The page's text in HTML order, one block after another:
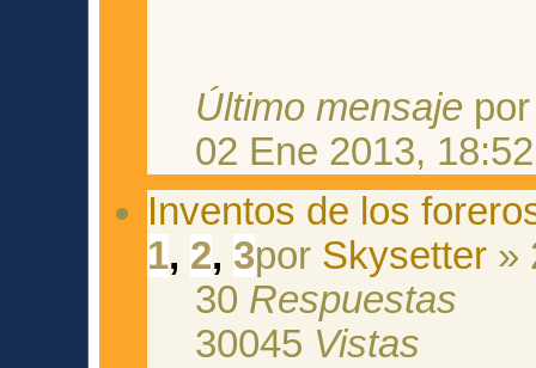
Último mensaje
02 Ene 2013, 18:52
Inventos de los
1, 2, 3por Skysetter »
30 Respuestas
30045 Vistas